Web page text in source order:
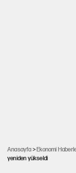
Anasayfa >Ekonomi
yeniden yükseldi